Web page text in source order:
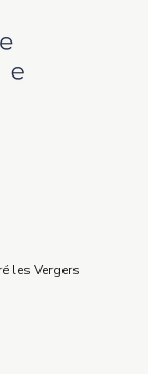
les Vergers